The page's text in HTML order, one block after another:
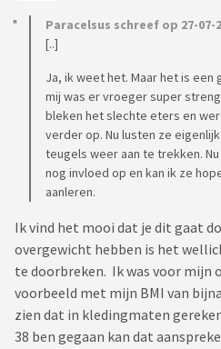
Paracelsus schreef op 27-07-
[..]
Ja, ik weet het. Maar het is een
mij was er vroeger super
bleken het slechte eters en
verder op. Nu lusten ze
teugels weer aan te trekken.
nog invloed op en kan ik ze
aanleren.
Ik vind het mooi dat je dit gaat
overgewicht hebben is het
te doorbreken. Ik was voor
voorbeeld met mijn BMI van
zien dat in kledingmaten
38 ben gegaan kan dat